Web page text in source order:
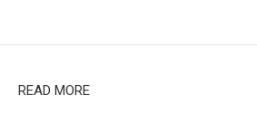
13 ноября 2015 1 мин. на чтение
READ MORE